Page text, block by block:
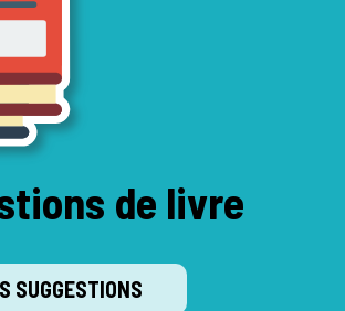
de livre
SUGGESTIONS